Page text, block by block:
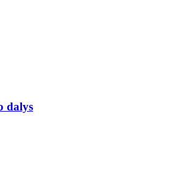
dalys